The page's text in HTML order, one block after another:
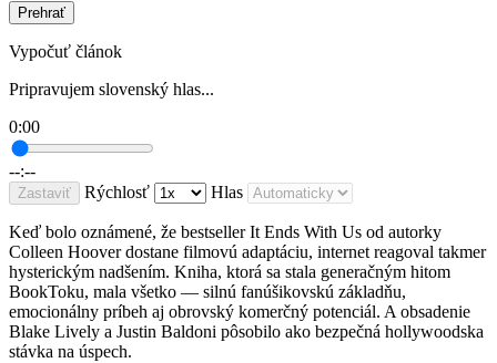
Prehrať
Vypočuť článok
Pripravujem slovenský hlas...
0:00
--:--
Zastaviť Rýchlosť Hlas
Keď bolo oznámené, že bestseller It Ends With Us od autorky
Colleen Hoover dostane filmovú adaptáciu, internet reagoval takmer
hysterickým nadšením. Kniha, ktorá sa stala generačným hitom
BookToku, mala všetko — silnú fanúšikovskú základňu,
emocionálny príbeh aj obrovský komerčný potenciál. A obsadenie
Blake Lively a Justin Baldoni pôsobilo ako bezpečná hollywoodska
stávka na úspech.